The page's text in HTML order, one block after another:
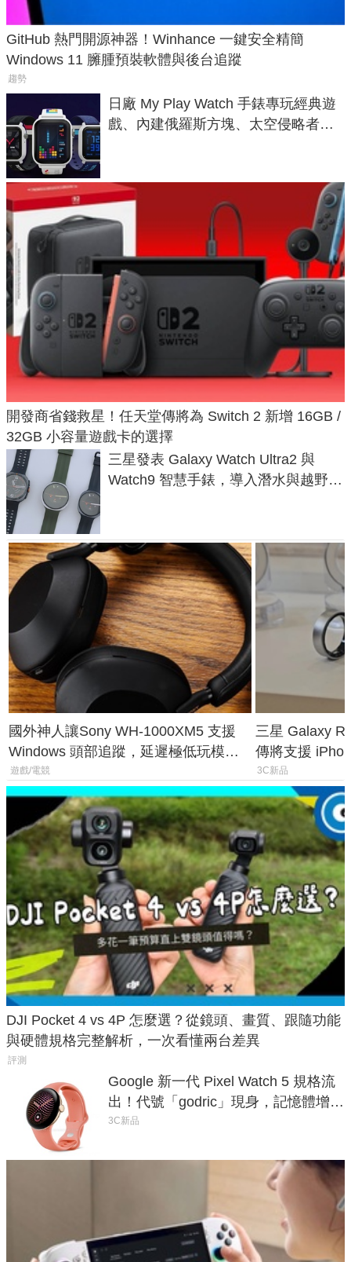
GitHub 熱門開源神器！Winhance 一鍵安全精簡
Windows 11 臃腫預裝軟體與後台追蹤
趨勢
日廠 My Play Watch 手錶專玩經典遊
戲、內建俄羅斯方塊、太空侵略者，
開發商省錢救星！任天堂傳將為 Switch 2 新增 16GB /
32GB 小容量遊戲卡的選擇
三星發表 Galaxy Watch Ultra2 與
Watch9 智慧手錶，導入潛水與越野跑
國外神人讓Sony WH-1000XM5 支援
Windows 頭部追蹤，延遲極低玩模擬
飛行超有感
遊戲/電競
三星 Galaxy
傳將支援
慧家電連動功
3C新品
DJI Pocket 4 vs 4P 怎麼選？從鏡頭、畫質、跟隨功能
與硬體規格完整解析，一次看懂兩台差異
評測
Google 新一代 Pixel Watch 5 規格流
出！代號「godric」現身，記憶體增強
鎖定 AI 應用
3C新品